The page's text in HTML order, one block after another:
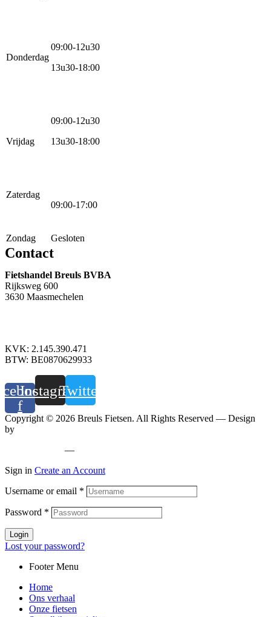
Donderdag
09:00-12u30
13u30-18:00
Vrijdag
09:00-12u30
13u30-18:00
Zaterdag
09:00-17:00
Zondag Gesloten
Contact
Fietshandel Breuls BVBA
Rijksweg 600
3630 Maasmechelen
KVK: 2.145.390.471
BTW: BE0870629933
f
Instagram
Twitter
Copyright © 2026 Breuls Fietsen. All Rights Reserved — Design
by
—
Sign in Create an Account
Username or email *
Password *
Login
Lost your password?
Footer Menu
Home
Ons verhaal
Onze fietsen